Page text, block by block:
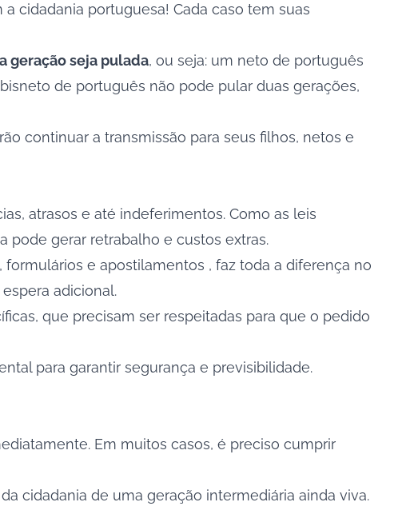
cidadania portuguesa! Cada caso tem suas
geração seja pulada, ou seja: um neto de português
de português não pode pular duas gerações,
continuar a transmissão para seus filhos, netos e
atrasos e até indeferimentos. Como as leis
pode gerar retrabalho e custos extras.
e apostilamentos , faz toda a diferença no
adicional.
que precisam ser respeitadas para que o pedido
para garantir segurança e previsibilidade.
Em muitos casos, é preciso cumprir
cidadania de uma geração intermediária ainda viva.